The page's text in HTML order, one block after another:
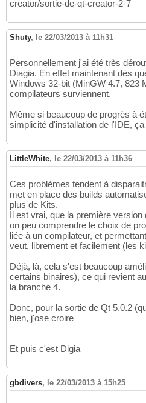
creator/sortie-de-qt-creator-2-7
Shuty, le 22/03/2013 à 11h31
Personnellement j'ai été très
Diagia. En effet maintenant dès
Windows 32-bit (MinGW 4.7, 823
compilateurs surviennent.
Même si beaucoup de progrès à
simplicité d'installation de l'IDE,
LittleWhite, le 22/03/2013 à 11h36
Ces problèmes tendent à
met en place des builds
plus de Kits.
Il est vrai, que la première
on peu comprendre le choix de
liée à un compilateur, et
veut, librement et facilement (les
Déjà, là, cela s'est beaucoup
certains binaires), ce qui revient
la branche 4.
Donc, pour la sortie de Qt 5.0.2
bien, j'ose croire
Et puis c'est Digia
gbdivers, le 22/03/2013 à 15h25